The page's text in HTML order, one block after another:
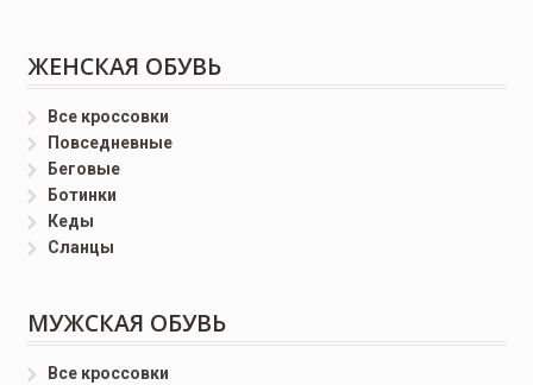
ЖЕНСКАЯ ОБУВЬ
Все кроссовки
Повседневные
Беговые
Ботинки
Кеды
Сланцы
МУЖСКАЯ ОБУВЬ
Все кроссовки